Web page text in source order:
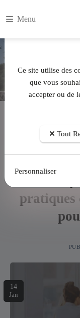
Menu
pratiques
14
Jan
Ce site utilise des
que vous
accepter ou de
Tout
Personnaliser